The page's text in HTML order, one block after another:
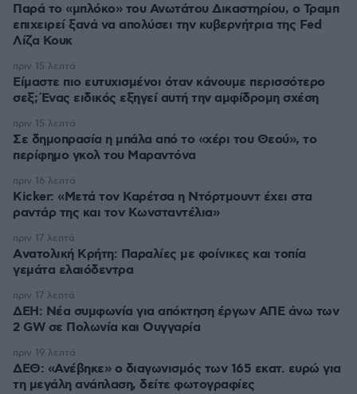
Παρά το «μπλόκο» του Ανωτάτου Δικαστηρίου, ο Τραμπ
επιχειρεί ξανά να απολύσει την κυβερνήτρια της Fed
Λίζα Κουκ
Είμαστε πιο ευτυχισμένοι όταν κάνουμε περισσότερο
σεξ; Ένας ειδικός εξηγεί αυτή την αμφίδρομη σχέση
πριν 15 λεπτά
Σε δημοπρασία η μπάλα από το «χέρι του Θεού», το
περίφημο γκολ του Μαραντόνα
πριν 15 λεπτά
Kicker: «Μετά τον Καρέτσα η Ντόρτμουντ έχει στα
ραντάρ της και τον Κωνσταντέλια»
πριν 16 λεπτά
Aνατολική Κρήτη: Παραλίες με φοίνικες και τοπία
γεμάτα ελαιόδεντρα
πριν 17 λεπτά
ΔΕΗ: Νέα συμφωνία για απόκτηση έργων ΑΠΕ άνω των
2 GW σε Πολωνία και Ουγγαρία
πριν 17 λεπτά
ΔΕΘ: «Ανέβηκε» ο διαγωνισμός των 165 εκατ. ευρώ για
τη μεγάλη ανάπλαση, δείτε φωτογραφίες
πριν 19 λεπτά